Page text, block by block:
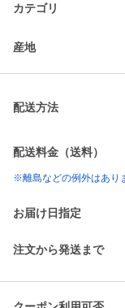
カテゴリ
産地
配送方法
配送料金（送料）
※離島などの例外はあり
お届け日指定
注文から発送まで